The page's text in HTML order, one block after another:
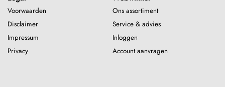
Voorwaarden
Disclaimer
Impressum
Privacy
Ons assortiment
Service & advies
Inloggen
Account aanvragen